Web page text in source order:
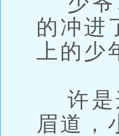
的冲进
上的
许是
眉道，